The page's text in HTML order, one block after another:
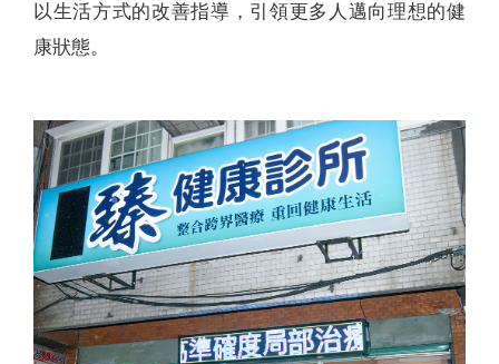
以生活方式的改善指導，引領更多人邁向理想的健
康狀態。